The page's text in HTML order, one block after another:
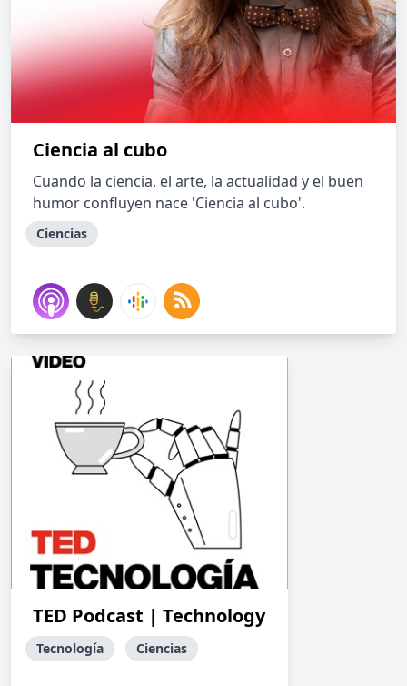
Ciencia al cubo
Cuando la ciencia, el arte, la actualidad y el buen
humor confluyen nace 'Ciencia al cubo'.
Ciencias
TED Podcast | Technology
Tecnología Ciencias